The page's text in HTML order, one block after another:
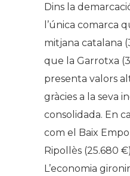
Dins la
l’única comarca
mitjana catalana
que la Garrotxa
presenta valors
gràcies a la seva
consolidada. En
com el Baix
Ripollès (25.680
L’economia